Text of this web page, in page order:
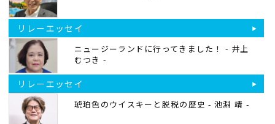
リレーエッセイ
ニュージーランドに行ってきました！ - 井上
むつき -
リレーエッセイ
琥珀色のウイスキーと脱税の歴史 - 池淵 靖 -